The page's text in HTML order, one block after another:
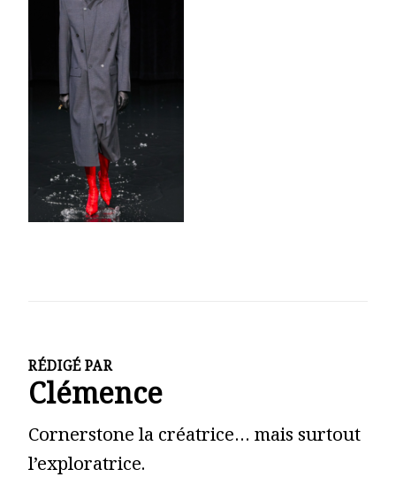
RÉDIGÉ PAR
Clémence
Cornerstone la créatrice… mais surtout
l’exploratrice.